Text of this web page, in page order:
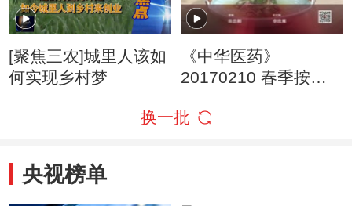
[聚焦三农]城里人该如
何实现乡村梦
《中华医药》
20170210 春季按月
换一批
央视榜单